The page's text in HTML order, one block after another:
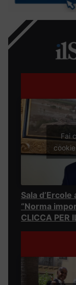
Fai
Sala
“Norma
CLICCA PER